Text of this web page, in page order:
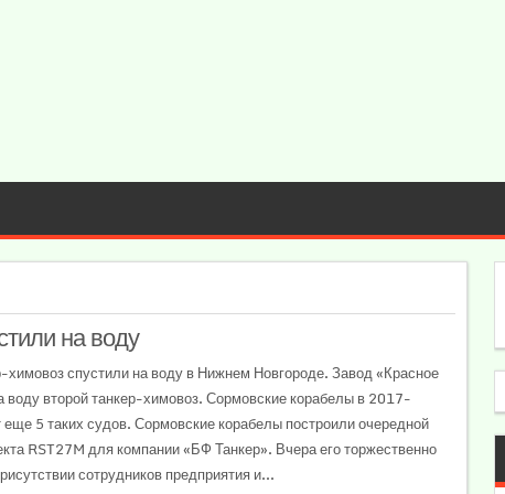
на воду
спустили на воду в Нижнем Новгороде. Завод «Красное
воду второй танкер-химовоз. Сормовские корабелы в 2017-
еще 5 таких судов. Сормовские корабелы построили очередной
RST27M для компании «БФ Танкер». Вчера его торжественно
сотрудников предприятия и...